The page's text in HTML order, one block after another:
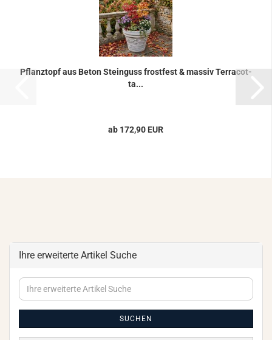
Pflanz­topf aus Beton Stein­guss frost­fest & mas­siv Ter­ra­cot­
ta...
ab 172,90 EUR
Ihre erweiterte Artikel Suche
Ihre
erweiterte
SUCHEN